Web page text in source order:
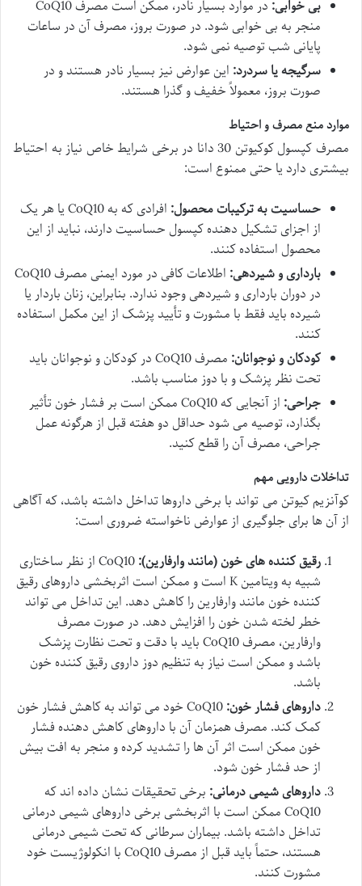
بی خوابی:
در موارد بسیار نادر، ممکن است مصرف CoQ10
منجر به بی خوابی شود. در صورت بروز، مصرف آن در ساعات
پایانی شب توصیه نمی شود.
سرگیجه یا سردرد: این عوارض نیز بسیار نادر هستند و در
صورت بروز، معمولاً خفیف و گذرا هستند.
موارد منع مصرف و احتیاط
مصرف کپسول کوکیوتن 30 دانا در برخی شرایط خاص نیاز به احتیاط
بیشتری دارد یا حتی ممنوع است:
حساسیت به ترکیبات محصول:
افرادی که به CoQ10 یا هر یک
از اجزای تشکیل دهنده کپسول حساسیت دارند، نباید از این
محصول استفاده کنند.
بارداری و شیردهی:
اطلاعات کافی در مورد ایمنی مصرف CoQ10
در دوران بارداری و شیردهی وجود ندارد. بنابراین، زنان باردار یا
شیرده باید فقط با مشورت و تأیید پزشک از این مکمل استفاده
کنند.
کودکان و نوجوانان:
مصرف CoQ10 در کودکان و نوجوانان باید
تحت نظر پزشک و با دوز مناسب باشد.
جراحی:
از آنجایی که CoQ10 ممکن است بر فشار خون تأثیر
بگذارد، توصیه می شود حداقل دو هفته قبل از هرگونه عمل
جراحی، مصرف آن را قطع کنید.
تداخلات دارویی مهم
کوآنزیم کیوتن می تواند با برخی داروها تداخل داشته باشد، که آگاهی
از آن ها برای جلوگیری از عوارض ناخواسته ضروری است:
رقیق کننده های خون (مانند وارفارین):
CoQ10 از نظر ساختاری
شبیه به ویتامین K است و ممکن است اثربخشی داروهای رقیق
کننده خون مانند وارفارین را کاهش دهد. این تداخل می تواند
خطر لخته شدن خون را افزایش دهد. در صورت مصرف
وارفارین، مصرف CoQ10 باید با دقت و تحت نظارت پزشک
باشد و ممکن است نیاز به تنظیم دوز داروی رقیق کننده خون
باشد.
داروهای فشار خون:
CoQ10 خود می تواند به کاهش فشار خون
کمک کند. مصرف همزمان آن با داروهای کاهش دهنده فشار
خون ممکن است اثر آن ها را تشدید کرده و منجر به افت بیش
از حد فشار خون شود.
داروهای شیمی درمانی: برخی تحقیقات نشان داده اند که
CoQ10 ممکن است با اثربخشی برخی داروهای شیمی درمانی
تداخل داشته باشد. بیماران سرطانی که تحت شیمی درمانی
هستند، حتماً باید قبل از مصرف CoQ10 با انکولوژیست خود
مشورت کنند.